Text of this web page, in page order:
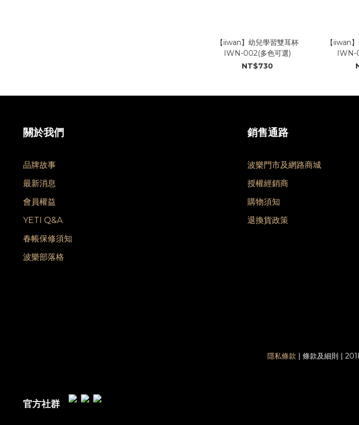
【iiwan】幼兒學習雙耳杯
IWN-002(多色可選)
NT$730
【iiwan
IWN-
關於我們
品牌故事
最新消息
會員權益
YETI Q&A
春帳保修須知
波樂部落格
銷售通路
波樂門市及網路商城
授權經銷商
購物須知
退換貨政策
隱私條款 | 條款及細則 |
官方社群